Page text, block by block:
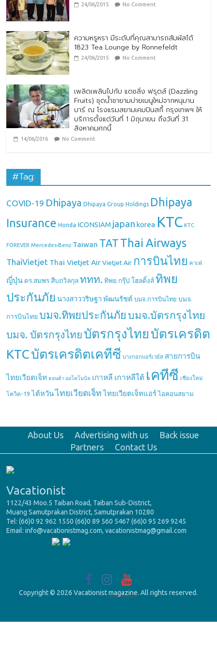
24/06/2015 No Comment
ความหรูหรา มีระดับที่คุณสามารถสัมผัสได้
1823 Tea Lounge by Ronnefeldt
24/06/2015 No Comment
เพลิดเพลินไปกับ แดซลิ่ง ฟรุตส์ (Dazzling
Fruits) ชุดน้ำชายามบ่ายเมนูใหม่จากหนุมาน
บาร์ ณ โรงแรมสยามเคมปินสกี้ กรุงเทพฯ ให้
บริการตั้งแต่วันที่ 1 มิถุนายน ถึงวันที่ 31
สิงหาคมศกนี้
14/06/2016 No Comment
#Tag:
COVID-19 Dhipaya Dhipaya Group Holdings Dhipaya
Insurance Honda ICONSIAM japan korea KTC KTC
FOREVER Mercedes-Benz Taiwan TAT Thai Airways
ThaiVietjet Thai Vietjet Air Vietjet Air การบินไทย คาเฟ่
ญี่ปุ่น ดร.สมพร สืบถวิลกุล ททท. ทิพย กรุ๊ป โฮลดิ้งส์ ทิพย
ประกันภัย นางสาววริษฐา พัฒนรัชต์ บมจ.การบินไทย บมจ.
การบินไทย บมจ.ทิพยประกันภัย บมจ.บัตรกรุงไทย
บมจ. บัตรกรุงไทย บัตรกรุงไทย บัตรเครดิต
KTCบัตรเครดิตเคทีซี บางกอกแอร์เวย์ส สายการบิน
ไทยเวียตเจ็ท ฮอนด้า ออโตโมบิล เกาหลี เกาหลีใต้ เคทีซี เชียงใหม่
โควิด-19 ไต้หวัน ไทยเวียตเจ็ท ไทยเวียตเจ็ทแอร์ ไอคอนสยาม
About Us Advertising with us
Back issue
Partners
Contact Us
Vacationist
1122/43 Moo.5 Taiban Road, Taiban Sub-District,
Muang Samutprakan District, Samutprakan 10280
Tel: (66)0 92 962 1550 (66)0 89 560 5467 (66)0 95 269 9245
Email: info@vacationistmag.com, vacationistmag@gmail.com
Copyright © 2026 Vacationistmagazine. All rights reserved.